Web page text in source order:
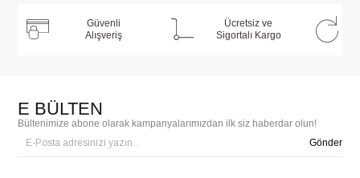
Güvenli
Alışveriş
Ücretsiz ve
Sigortalı Kargo
E BÜLTEN
Bültenimize abone olarak kampanyalarımızdan ilk siz haberdar olun!
Gönder